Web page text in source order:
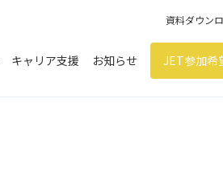
資料ダウン
キャリア支援 お知らせ JET参加希